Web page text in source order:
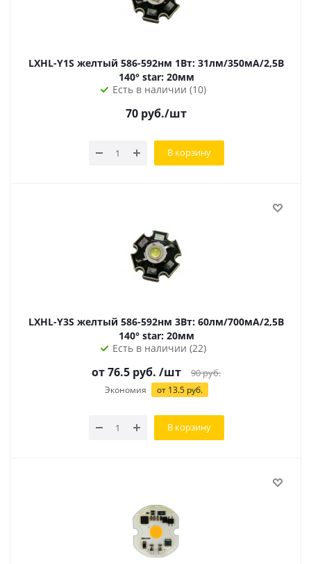
LXHL-Y1S желтый 586-592нм 1Вт: 31лм/350мА/2,5В
140° star: 20мм
Есть в наличии (10)
70 руб./шт
В корзину
LXHL-Y3S желтый 586-592нм 3Вт: 60лм/700мА/2,5В
140° star: 20мм
Есть в наличии (22)
от 76.5 руб. /шт 90руб.
Экономия от 13.5 руб.
В корзину